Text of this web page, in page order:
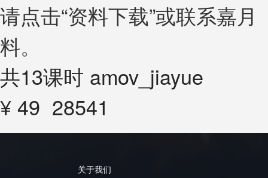
请点击“资料下载”或联系嘉
料。
共13课时 amov_jiayue
¥ 49 28541
关于我们